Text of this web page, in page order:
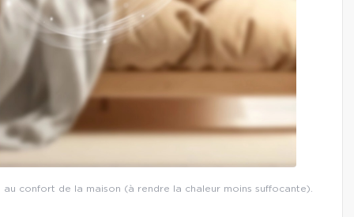
confort de la maison (à rendre la chaleur moins suffocante).